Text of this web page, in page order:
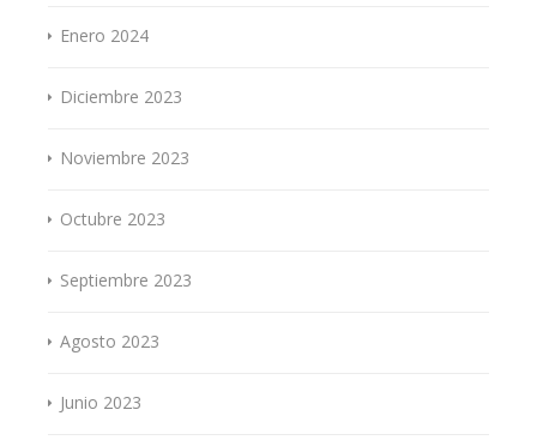
Enero 2024
Diciembre 2023
Noviembre 2023
Octubre 2023
Septiembre 2023
Agosto 2023
Junio 2023